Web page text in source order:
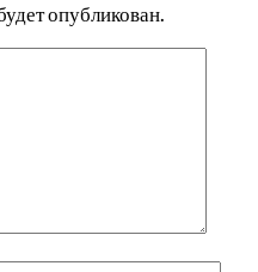
опубликован.